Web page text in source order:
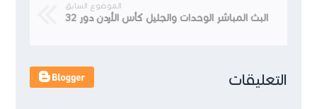
الموضوع السابق
البث المباشر الوحدات والجليل كأس الأردن دور 32
التعليقات